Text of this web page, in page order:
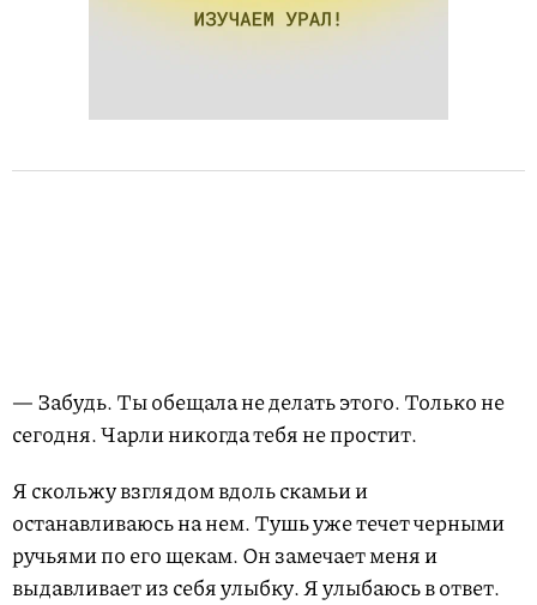
— Забудь. Ты обещала не делать этого. Только не
сегодня. Чарли никогда тебя не простит.
Я скольжу взглядом вдоль скамьи и
останавливаюсь на нем. Тушь уже течет черными
ручьями по его щекам. Он замечает меня и
выдавливает из себя улыбку. Я улыбаюсь в ответ.